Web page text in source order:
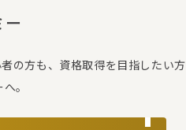
の方も、資格取得を目指したい方
。